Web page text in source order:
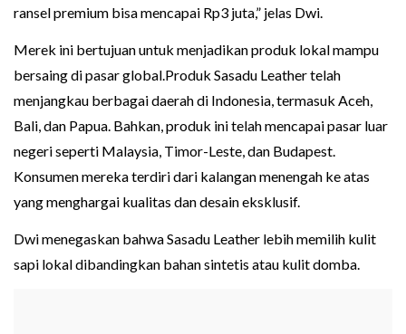
ransel premium bisa mencapai Rp3 juta,” jelas Dwi.
Merek ini bertujuan untuk menjadikan produk lokal mampu
bersaing di pasar global.Produk Sasadu Leather telah
menjangkau berbagai daerah di Indonesia, termasuk Aceh,
Bali, dan Papua. Bahkan, produk ini telah mencapai pasar luar
negeri seperti Malaysia, Timor-Leste, dan Budapest.
Konsumen mereka terdiri dari kalangan menengah ke atas
yang menghargai kualitas dan desain eksklusif.
Dwi menegaskan bahwa Sasadu Leather lebih memilih kulit
sapi lokal dibandingkan bahan sintetis atau kulit domba.